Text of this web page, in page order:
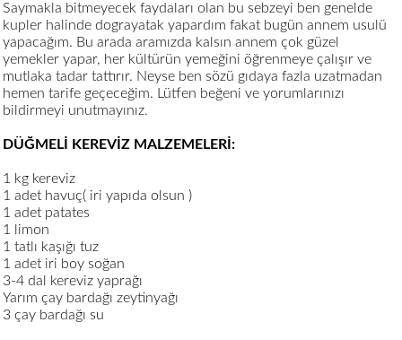
Saymakla bitmeyecek faydaları olan bu sebzeyi ben genelde
kupler halinde dograyatak yapardım fakat bugün annem usulü
yapacağım. Bu arada aramızda kalsın annem çok güzel
yemekler yapar, her kültürün yemeğini öğrenmeye çalışır ve
mutlaka tadar tattırır. Neyse ben sözü gıdaya fazla uzatmadan
hemen tarife geçeceğim. Lütfen beğeni ve yorumlarınızı
bildirmeyi unutmayınız.
DÜĞMELİ KEREVİZ MALZEMELERİ:
1 kg kereviz
1 adet havuç( iri yapıda olsun )
1 adet patates
1 limon
1 tatlı kaşığı tuz
1 adet iri boy soğan
3-4 dal kereviz yaprağı
Yarım çay bardağı zeytinyağı
3 çay bardağı su